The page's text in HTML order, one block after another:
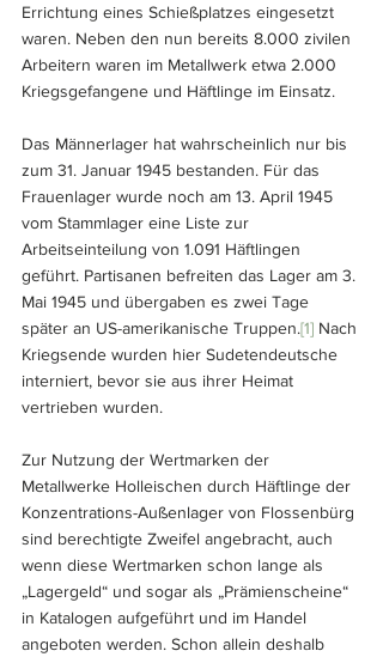
Errichtung eines Schießplatzes eingesetzt
waren. Neben den nun bereits 8.000 zivilen
Arbeitern waren im Metallwerk etwa 2.000
Kriegsgefangene und Häftlinge im Einsatz.
Das Männerlager hat wahrscheinlich nur bis
zum 31. Januar 1945 bestanden. Für das
Frauenlager wurde noch am 13. April 1945
vom Stammlager eine Liste zur
Arbeitseinteilung von 1.091 Häftlingen
geführt. Partisanen befreiten das Lager am 3.
Mai 1945 und übergaben es zwei Tage
später an US-amerikanische Truppen.[1] Nach
Kriegsende wurden hier Sudetendeutsche
interniert, bevor sie aus ihrer Heimat
vertrieben wurden.
Zur Nutzung der Wertmarken der
Metallwerke Holleischen durch Häftlinge der
Konzentrations-Außenlager von Flossenbürg
sind berechtigte Zweifel angebracht, auch
wenn diese Wertmarken schon lange als
„Lagergeld“ und sogar als „Prämienscheine“
in Katalogen aufgeführt und im Handel
angeboten werden. Schon allein deshalb